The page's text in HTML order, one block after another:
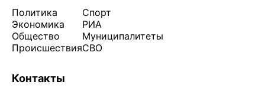
Политика
Экономика
Общество
Происшествия
Спорт
РИА
Муниципалитеты
СВО
Контакты